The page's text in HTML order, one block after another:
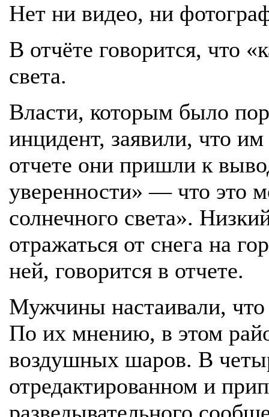
Нет ни видео, ни
В отчёте говорится, что
света.
Власти, которым было
инцидент, заявили, что
отчете они пришли к
уверенности» — что это
солнечного света».
отражаться от снега на
ней, говорится в отчете.
Мужчины настаивали,
По их мнению, в этом
воздушных шаров. В
отредактированном и